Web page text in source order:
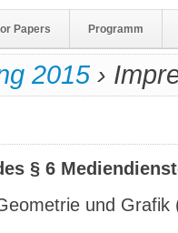
Papers Programm
2015 ›
§ 6
und Grafik